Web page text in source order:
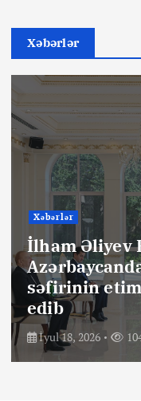
Xəbərlər
Xəbərlər
İlham Əliyev
səfirinin
edib
İyul 18, 2026